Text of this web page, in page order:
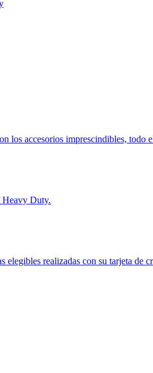
los accesorios imprescindibles, todo
Heavy Duty.
elegibles realizadas con su tarjeta de